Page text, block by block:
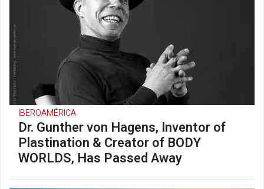
IBEROAMÉRICA
Dr. Gunther von Hagens, Inventor of
Plastination & Creator of BODY
WORLDS, Has Passed Away